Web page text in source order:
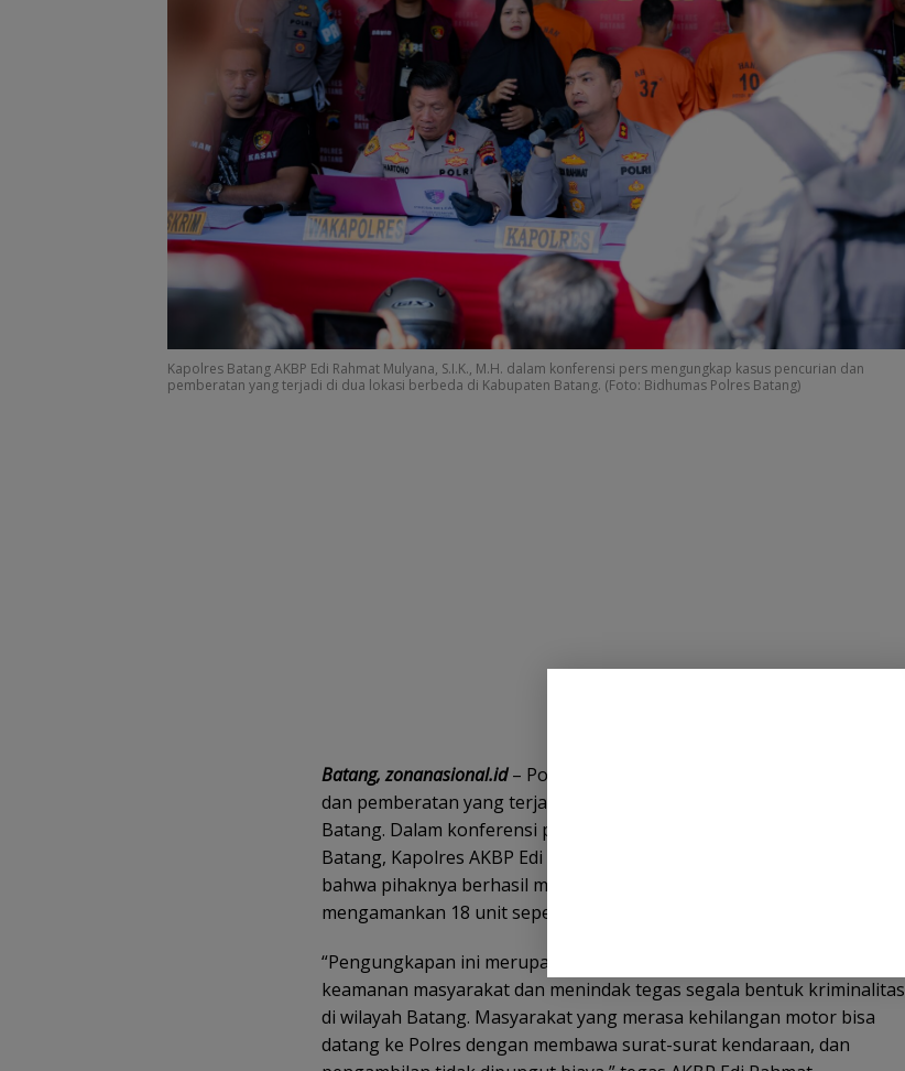
Kapolres Batang AKBP Edi Rahmat Mulyana, S.I.K., M.H. dalam konferensi pers mengungkap kasus pencurian dan
pemberatan yang terjadi di dua lokasi berbeda di Kabupaten Batang. (Foto: Bidhumas Polres Batang)
Batang, zonanasional.id– Polres Batang mengungkap kasus pencurian
dan pemberatan yang terjadi di dua lokasi berbeda di Kabupaten
Batang. Dalam konferensi pers pada Selasa, 20 Mei 2025 di Mapolres
Batang, Kapolres AKBP Edi Rahmat Mulyana, S.I.K., M.H. menyampaikan
bahwa pihaknya berhasil menangkap tujuh tersangka dan
mengamankan 18 unit sepeda motor hasil kejahatan.
“Pengungkapan ini merupakan komitmen kami untuk menjaga
keamanan masyarakat dan menindak tegas segala bentuk kriminalitas
di wilayah Batang. Masyarakat yang merasa kehilangan motor bisa
datang ke Polres dengan membawa surat-surat kendaraan, dan